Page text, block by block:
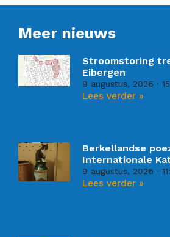
Meer nieuws
Stroomstoring
Eibergen
9 augustus, 2026
Lees verder »
Berkellandse
Internationale
9 augustus, 2026
Lees verder »